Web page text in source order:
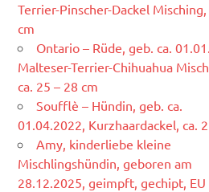
Terrier-Pinscher-Dackel Misching,
cm
Ontario – Rüde, geb. ca.
Malteser-Terrier-Chihuahua
ca. 25 – 28 cm
Soufflè – Hündin, geb. ca.
01.04.2022, Kurzhaardackel, ca.
Amy, kinderliebe kleine
Mischlingshündin, geboren am
28.12.2025, geimpft, gechipt, EU